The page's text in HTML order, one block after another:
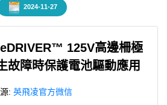
2024-11-27
125V高邊柵極
故障時保護電池驅動應用
: 英飛凌官方微信